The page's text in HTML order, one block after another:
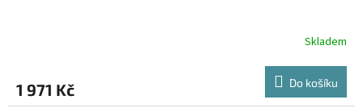
Skladem
1 971 Kč Do košíku